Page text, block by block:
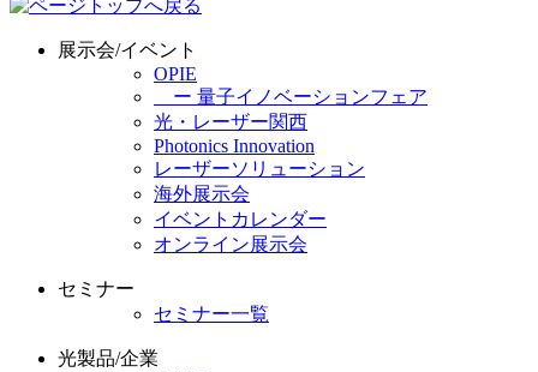
展示会/イベント
OPIE
ー 量子イノベーションフェア
光・レーザー関西
Photonics Innovation
レーザーソリューション
海外展示会
イベントカレンダー
オンライン展示会
セミナー
セミナー一覧
光製品/企業